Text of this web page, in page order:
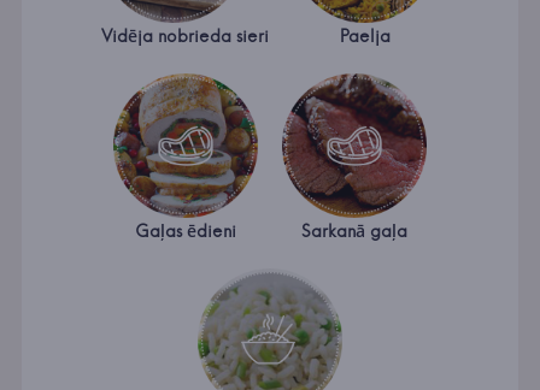
Vidēja nobrieda sieri Paelja
Gaļas ēdieni Sarkanā gaļa